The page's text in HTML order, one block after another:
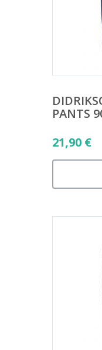
PANTS
21,90 €